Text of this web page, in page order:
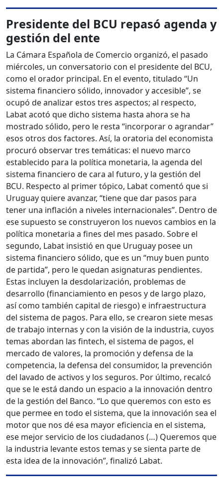
Presidente del BCU repasó agenda y
gestión del ente
La Cámara Española de Comercio organizó, el pasado
miércoles, un conversatorio con el presidente del BCU,
como el orador principal. En el evento, titulado “Un
sistema financiero sólido, innovador y accesible”, se
ocupó de analizar estos tres aspectos; al respecto,
Labat acotó que dicho sistema hasta ahora se ha
mostrado sólido, pero le resta “incorporar o agrandar”
esos otros dos factores. Así, la oratoria del economista
procuró observar tres temáticas: el nuevo marco
establecido para la política monetaria, la agenda del
sistema financiero de cara al futuro, y la gestión del
BCU. Respecto al primer tópico, Labat comentó que si
Uruguay quiere avanzar, “tiene que dar pasos para
tener una inflación a niveles internacionales”. Dentro de
ese supuesto se construyeron los nuevos cambios en la
política monetaria a fines del mes pasado. Sobre el
segundo, Labat insistió en que Uruguay posee un
sistema financiero sólido, que es un “muy buen punto
de partida”, pero le quedan asignaturas pendientes.
Estas incluyen la desdolarización, problemas de
desarrollo (financiamiento en pesos y de largo plazo,
así como también capital de riesgo) e infraestructura
del sistema de pagos. Para ello, se crearon siete mesas
de trabajo internas y con la visión de la industria, cuyos
temas abordan las fintech, el sistema de pagos, el
mercado de valores, la promoción y defensa de la
competencia, la defensa del consumidor, la prevención
del lavado de activos y los seguros. Por último, recalcó
que se le está dando un espacio a la innovación dentro
de la gestión del Banco. “Lo que queremos con esto es
que permee en todo el sistema, que la innovación sea el
motor que nos dé esa mayor eficiencia en el sistema,
ese mejor servicio de los ciudadanos (…) Queremos que
la industria levante estos temas y se sienta parte de
esta idea de la innovación”, finalizó Labat.